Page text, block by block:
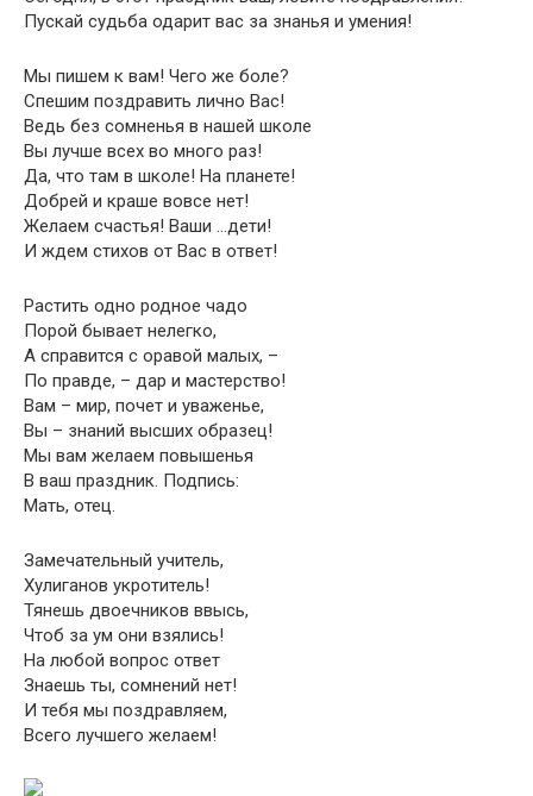
Пускай судьба одарит вас за знанья и умения!
Мы пишем к вам! Чего же боле?
Спешим поздравить лично Вас!
Ведь без сомненья в нашей школе
Вы лучше всех во много раз!
Да, что там в школе! На планете!
Добрей и краше вовсе нет!
Желаем счастья! Ваши …дети!
И ждем стихов от Вас в ответ!
Растить одно родное чадо
Порой бывает нелегко,
А справится с оравой малых, –
По правде, – дар и мастерство!
Вам – мир, почет и уваженье,
Вы – знаний высших образец!
Мы вам желаем повышенья
В ваш праздник. Подпись:
Мать, отец.
Замечательный учитель,
Хулиганов укротитель!
Тянешь двоечников ввысь,
Чтоб за ум они взялись!
На любой вопрос ответ
Знаешь ты, сомнений нет!
И тебя мы поздравляем,
Всего лучшего желаем!